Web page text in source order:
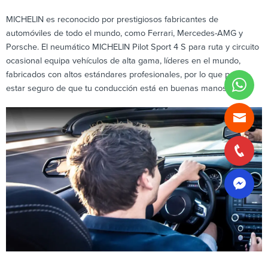
MICHELIN es reconocido por prestigiosos fabricantes de
automóviles de todo el mundo, como Ferrari, Mercedes-AMG y
Porsche. El neumático MICHELIN Pilot Sport 4 S para ruta y circuito
ocasional equipa vehículos de alta gama, líderes en el mundo,
fabricados con altos estándares profesionales, por lo que podés
estar seguro de que tu conducción está en buenas manos.